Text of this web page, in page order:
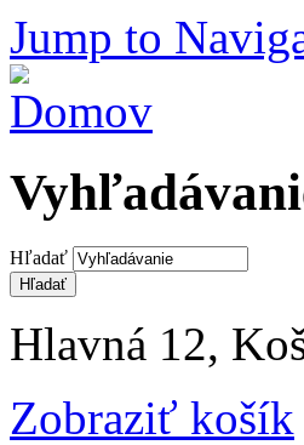
Jump to
Hľadať
Hlavná 12,
Zobraziť košík